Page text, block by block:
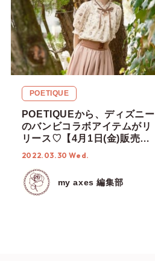
POETIQUE
POETIQUEから、ディズニー
のバンビコラボアイテムがリ
リース♡【4月1日(金)販売開
始】
2022.03.30 Wed.
my axes 編集部